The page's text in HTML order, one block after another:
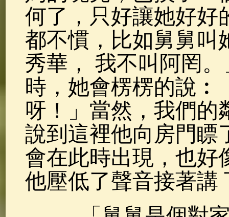
何了，只好讓她好好
都不慣，比如舅舅叫
秀華， 我不叫阿罔
時，她會楞楞的說︰
呀！」當然，我們的
說到這裡他向房門瞟
會在此時出現，也好
他壓低了聲音接著講